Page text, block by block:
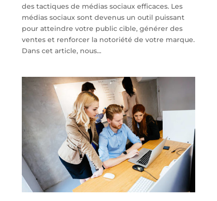
des tactiques de médias sociaux efficaces. Les
médias sociaux sont devenus un outil puissant
pour atteindre votre public cible, générer des
ventes et renforcer la notoriété de votre marque.
Dans cet article, nous...